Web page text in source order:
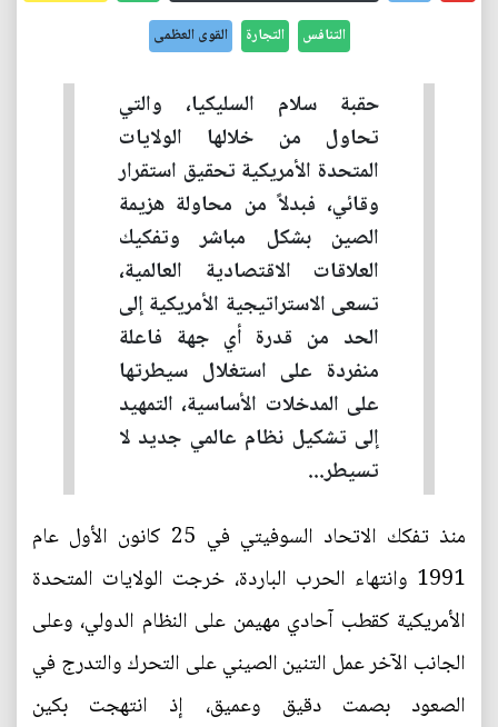
التنافس التجارة القوى العظمى
حقبة سلام السليكيا، والتي
تحاول من خلالها الولايات
المتحدة الأمريكية تحقيق استقرار
وقائي، فبدلاً من محاولة هزيمة
الصين بشكل مباشر وتفكيك
العلاقات الاقتصادية العالمية،
تسعى الاستراتيجية الأمريكية إلى
الحد من قدرة أي جهة فاعلة
منفردة على استغلال سيطرتها
على المدخلات الأساسية، التمهيد
إلى تشكيل نظام عالمي جديد لا
تسيطر...
منذ تفكك الاتحاد السوفيتي في 25 كانون الأول عام
1991 وانتهاء الحرب الباردة، خرجت الولايات المتحدة
الأمريكية كقطب آحادي مهيمن على النظام الدولي، وعلى
الجانب الآخر عمل التنين الصيني على التحرك والتدرج في
الصعود بصمت دقيق وعميق، إذ انتهجت بكين